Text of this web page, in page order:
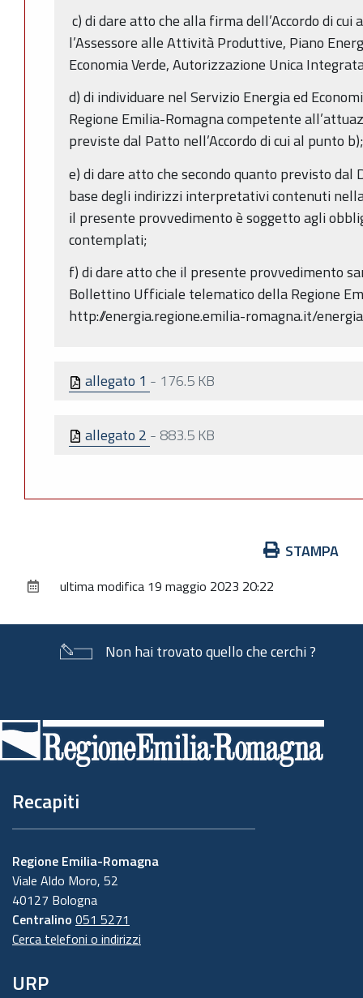
c) di dare atto che alla firma dell’Accordo di
l’Assessore alle Attività Produttive, Piano
Economia Verde, Autorizzazione Unica
d) di individuare nel Servizio Energia ed
Regione Emilia-Romagna competente
previste dal Patto nell’Accordo di cui al punto b);
e) di dare atto che secondo quanto previsto dal
base degli indirizzi interpretativi contenuti
il presente provvedimento è soggetto agli
contemplati;
f) di dare atto che il presente provvedimento
Bollettino Ufficiale telematico della Regione
http://energia.regione.emilia-romagna.it/
allegato 1 - 176.5 KB
allegato 2 - 883.5 KB
documento
STAMPA
ultima modifica 19 maggio 2023 20:22
Non hai trovato quello che cerchi ?
di
pagina
Recapiti
Regione Emilia-Romagna
Viale Aldo Moro, 52
40127 Bologna
Centralino 051 5271
Cerca telefoni o indirizzi
URP